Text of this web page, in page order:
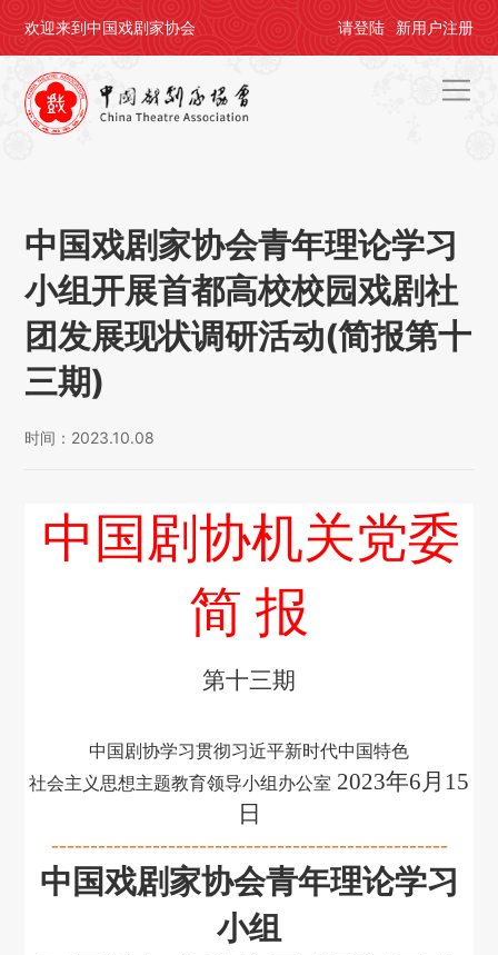
欢迎来到中国戏剧家协会 请登陆 新用户注册
首页
剧协公告
戏剧活动
会员中心
对外交流
中国戏剧家协会青年理论学习
小组开展首都高校校园戏剧社
团发展现状调研活动(简报第十
三期)
时间：2023.10.08
中国剧协机关党委
简 报
第十三期
中国剧协学习贯彻习近平新时代中国特色
社会主义思想主题教育领导小组办公室 2023年6月15
日
---------------------------------------------------
中国戏剧家协会青年理论学习
小组